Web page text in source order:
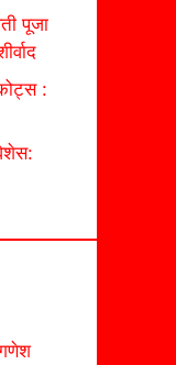
पूजा
: